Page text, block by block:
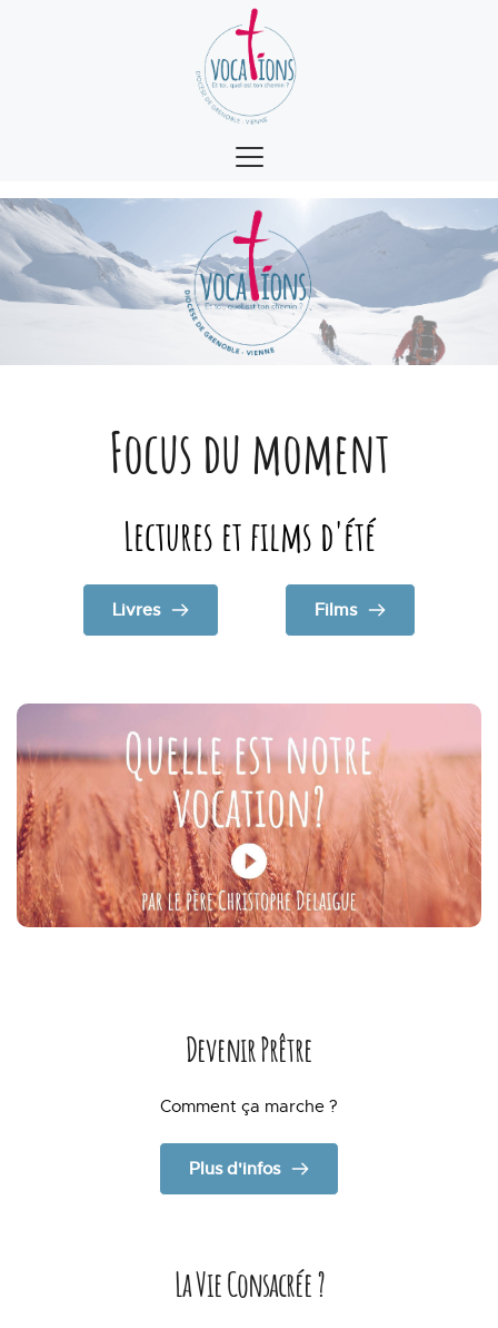
Focus du moment
Lectures et films d'été
Livres Films
Devenir Prêtre
Comment ça marche ?
Plus d'infos
La Vie Consacrée ?